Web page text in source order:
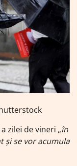
zilei de vineri „în
și se vor acumula